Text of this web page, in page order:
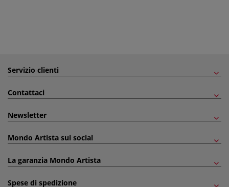
Servizio clienti
Contattaci
Newsletter
Mondo Artista sui social
La garanzia Mondo Artista
Spese di spedizione